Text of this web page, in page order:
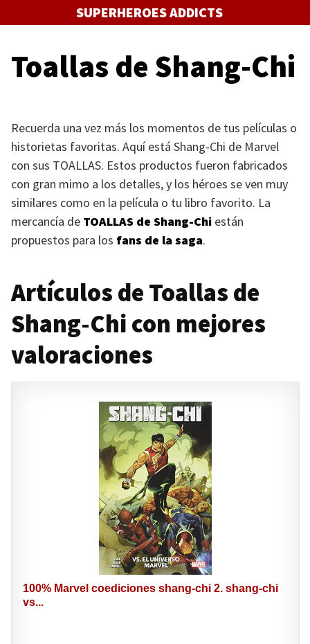
al
SUPERHEROES ADDICTS
Toallas de Shang-Chi
Recuerda una vez más los momentos de tus películas o
historietas favoritas. Aquí está Shang-Chi de Marvel
con sus TOALLAS. Estos productos fueron fabricados
con gran mimo a los detalles, y los héroes se ven muy
similares como en la película o tu libro favorito. La
mercancía de TOALLAS de Shang-Chi están
propuestos para los fans de la saga.
Artículos de Toallas de
Shang-Chi con mejores
valoraciones
100% Marvel coediciones shang-chi 2. shang-chi
vs...